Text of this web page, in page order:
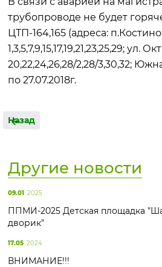
трубопроводе не будет
ЦТП-164,165 (адреса:
1,3,5,7,9,15,17,19,21,23,25,29; ул.
20,22,24,26,28/2,28/3,30,32;
по 27.07.2018г.
Назад
Другие новости
09.01 2025
ППМИ-2025 Детская площадка
дворик"
17.05 2024
ВНИМАНИЕ!!!